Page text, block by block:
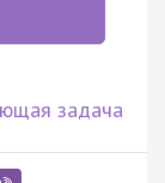
задача